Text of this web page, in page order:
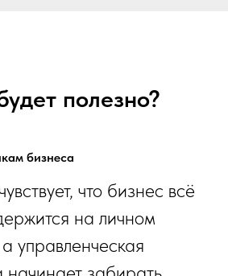
полезно?
бизнеса
что бизнес всё
на личном
управленческая